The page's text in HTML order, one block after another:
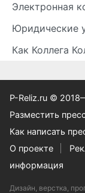
Электронная
Юридические
Как Коллега
P-Reliz.ru ©
Разместить
Как написать
О проекте
информация
Дизайн, верстка,